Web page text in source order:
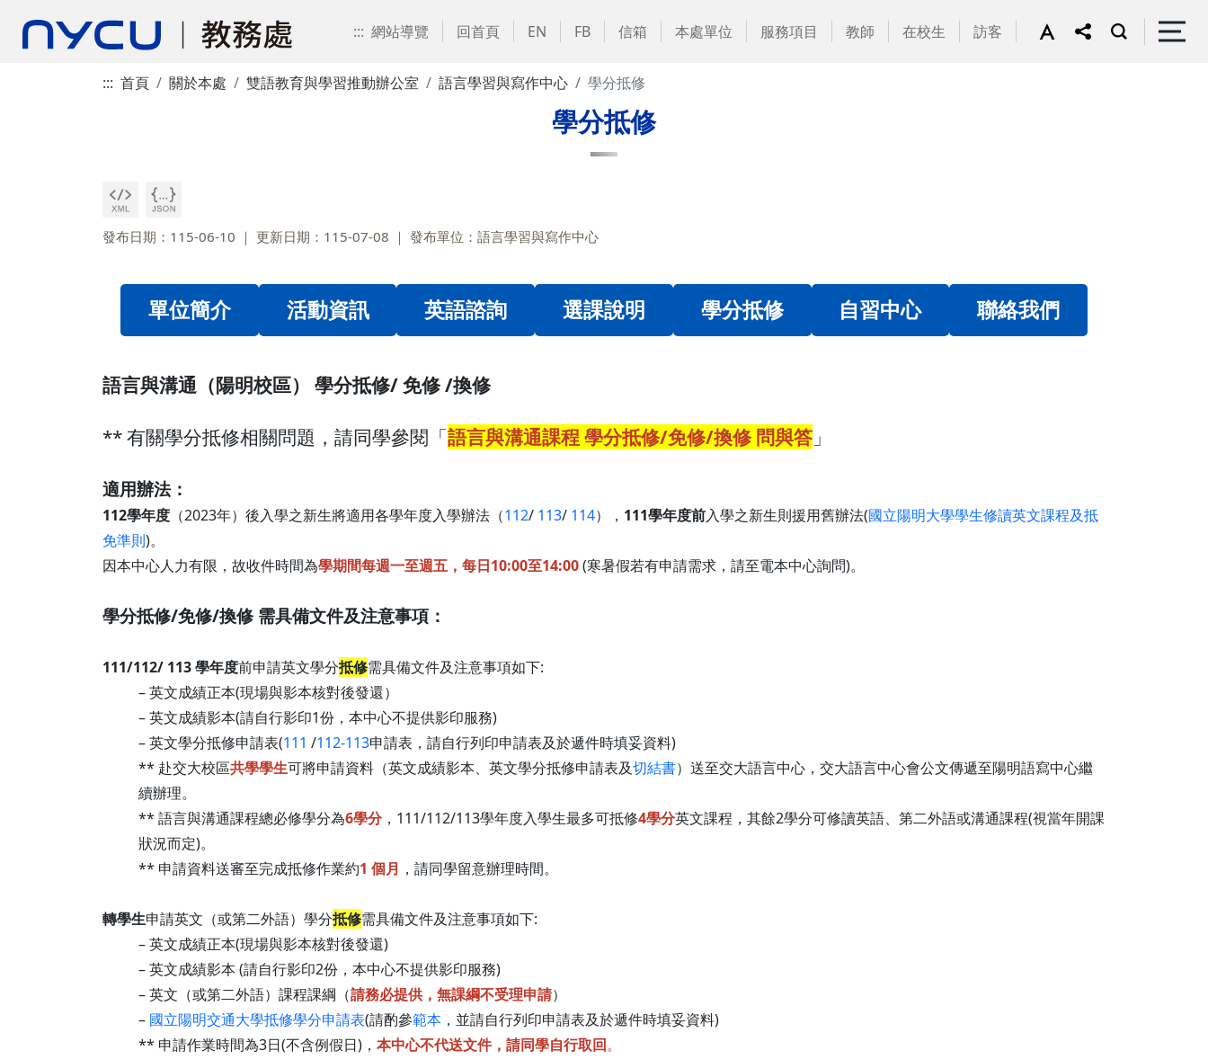
::: 網站導覽 回首頁 EN FB 信箱 本處單位 服務項目 教師 在校生 訪客
::: 首頁 關於本處 雙語教育與學習推動辦公室 語言學習與寫作中心 學分抵修
學分抵修
發布日期：115-06-10 更新日期：115-07-08 發布單位：語言學習與寫作中心
單位簡介 活動資訊 英語諮詢 選課說明 學分抵修 自習中心 聯絡我們
語言與溝通（陽明校區） 學分抵修/ 免修 /換修
** 有關學分抵修相關問題，請同學參閱「語言與溝通課程 學分抵修/免修/換修 問與答 」
適用辦法：
112學年度 （2023年）後入學之新生將適用各學年度入學辦法（112/ 113/ 114）， 111學年度前入學之新生則援用舊辦法(國立陽明大學學生修讀英文課程及抵
免準則)。
因本中心人力有限，故收件時間為學期間每週一至週五，每日10:00至14:00(寒暑假若有申請需求，請至電本中心詢問)。
學分抵修/免修/換修 需具備文件及注意事項：
111/112/ 113 學年度前申請英文學分抵修需具備文件及注意事項如下:
– 英文成績正本(現場與影本核對後發還）
– 英文成績影本(請自行影印1份，本中心不提供影印服務)
– 英文學分抵修申請表(111 /112-113申請表，請自行列印申請表及於遞件時填妥資料)
** 赴交大校區共學學生可將申請資料（英文成績影本、英文學分抵修申請表及切結書）送至交大語言中心，交大語言中心會公文傳遞至陽明語寫中心繼
續辦理。
** 語言與溝通課程總必修學分為6學分，111/112/113學年度入學生最多可抵修4學分英文課程，其餘2學分可修讀英語、第二外語或溝通課程(視當年開課
狀況而定)。
** 申請資料送審至完成抵修作業約1 個月 ，請同學留意辦理時間。
轉學生申請英文（或第二外語）學分抵修需具備文件及注意事項如下:
– 英文成績正本(現場與影本核對後發還)
– 英文成績影本 (請自行影印2份，本中心不提供影印服務)
– 英文（或第二外語）課程課綱（請務必提供，無課綱不受理申請）
– 國立陽明交通大學抵修學分申請表(請酌參範本 ，並請自行列印申請表及於遞件時填妥資料)
** 申請作業時間為3日(不含例假日)， 本中心不代送文件，請同學自行取回。